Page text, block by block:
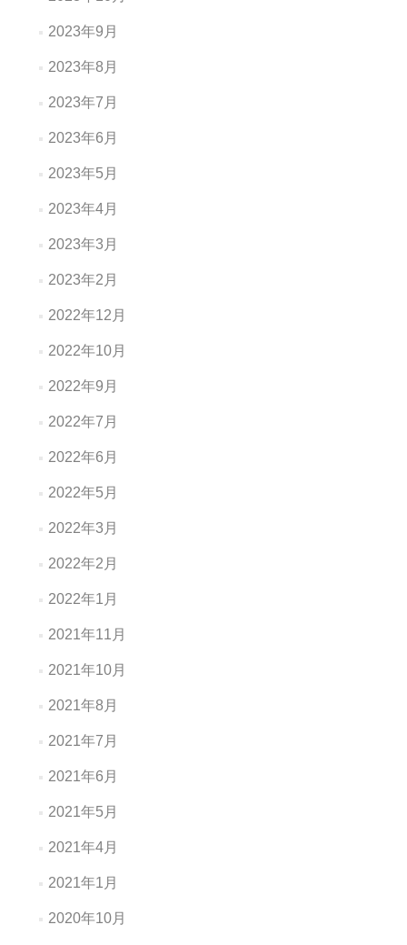
2023年9月
2023年8月
2023年7月
2023年6月
2023年5月
2023年4月
2023年3月
2023年2月
2022年12月
2022年10月
2022年9月
2022年7月
2022年6月
2022年5月
2022年3月
2022年2月
2022年1月
2021年11月
2021年10月
2021年8月
2021年7月
2021年6月
2021年5月
2021年4月
2021年1月
2020年10月